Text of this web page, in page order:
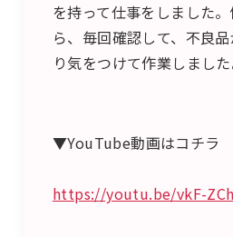
を持って仕事をしました
ら、毎回確認して、不良
り気をつけて作業しました
▼YouTube動画はコチラ
https://youtu.be/vkF-